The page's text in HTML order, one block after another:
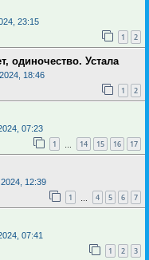
23:15
1 2
одиночество. Устала
18:46
1 2
07:23
1 14 15 16 17
12:39
1 4 5 6 7
07:41
1 2 3